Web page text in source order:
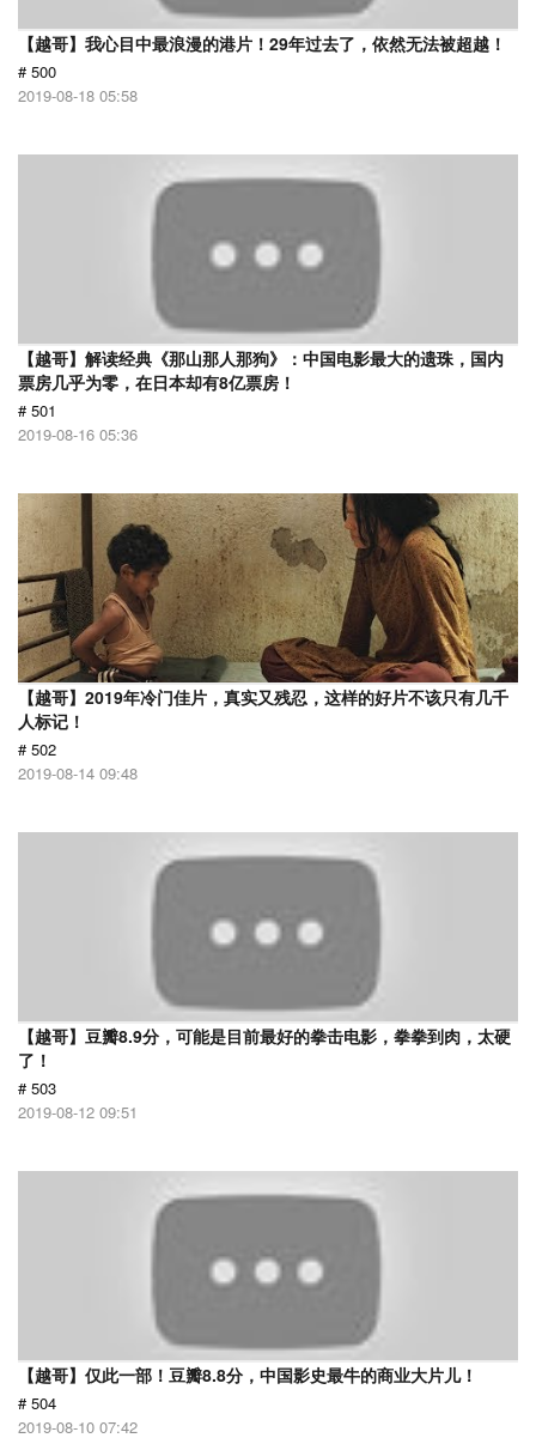
【越哥】我心目中最浪漫的港片！29年过去了，依然无法被超越！
# 500
2019-08-18 05:58
【越哥】解读经典《那山那人那狗》：中国电影最大的遗珠，国内
票房几乎为零，在日本却有8亿票房！
# 501
2019-08-16 05:36
【越哥】2019年冷门佳片，真实又残忍，这样的好片不该只有几千
人标记！
# 502
2019-08-14 09:48
【越哥】豆瓣8.9分，可能是目前最好的拳击电影，拳拳到肉，太硬
了！
# 503
2019-08-12 09:51
【越哥】仅此一部！豆瓣8.8分，中国影史最牛的商业大片儿！
# 504
2019-08-10 07:42